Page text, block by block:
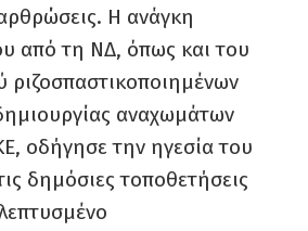
Η ανάγκη
από τη ΝΔ, όπως και του
ριζοσπαστικοποιημένων
αναχωμάτων
οδήγησε την ηγεσία του
δημόσιες τοποθετήσεις